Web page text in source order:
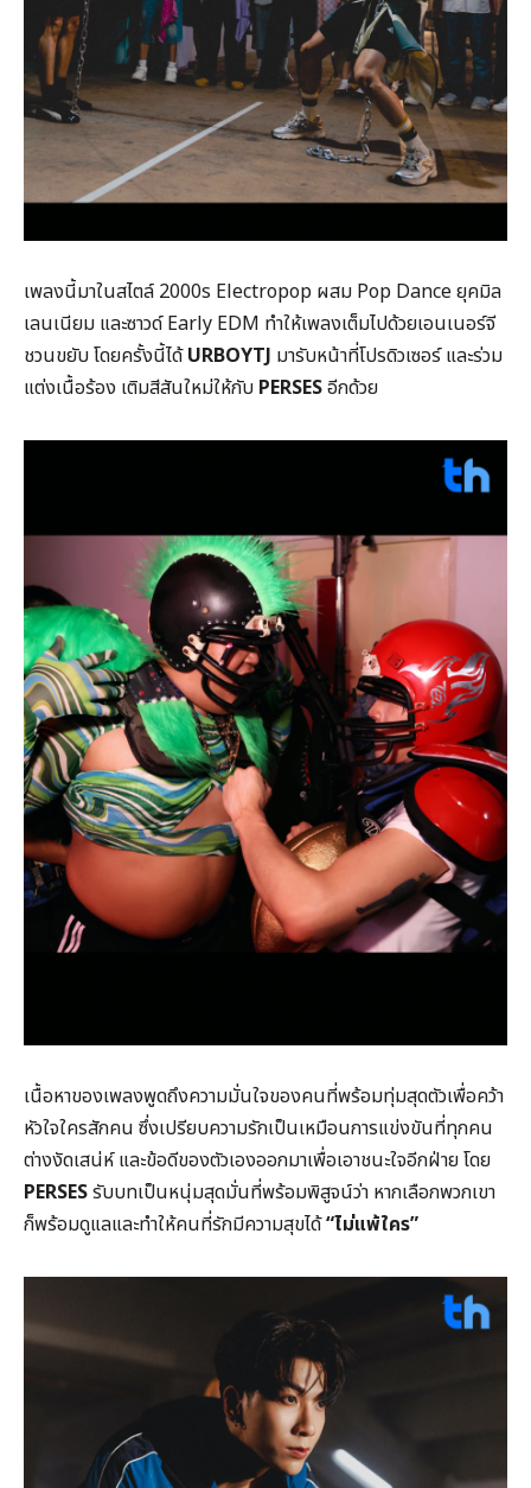
เพลงนี้มาในสไตล์ 2000s Electropop ผสม Pop Dance ยุคมิล
เลนเนียม และซาวด์ Early EDM ทำให้เพลงเต็มไปด้วยเอนเนอร์จี
ชวนขยับ โดยครั้งนี้ได้URBOYTJ มารับหน้าที่โปรดิวเซอร์ และร่วม
แต่งเนื้อร้อง เติมสีสันใหม่ให้กับ PERSESอีกด้วย
เนื้อหาของเพลงพูดถึงความมั่นใจของคนที่พร้อมทุ่มสุดตัวเพื่อคว้า
หัวใจใครสักคน ซึ่งเปรียบความรักเป็นเหมือนการแข่งขันที่ทุกคน
ต่างงัดเสน่ห์ และข้อดีของตัวเองออกมาเพื่อเอาชนะใจอีกฝ่าย โดย
PERSESรับบทเป็นหนุ่มสุดมั่นที่พร้อมพิสูจน์ว่า หากเลือกพวกเขา
ก็พร้อมดูแลและทำให้คนที่รักมีความสุขได้“ไม่แพ้ใคร”